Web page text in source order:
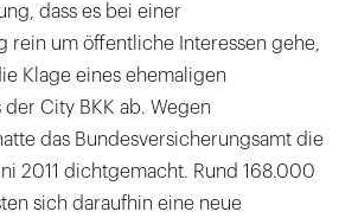
dass es bei einer
rein um öffentliche Interessen gehe,
Klage eines ehemaligen
City BKK ab. Wegen
das Bundesversicherungsamt die
2011 dichtgemacht. Rund 168.000
sich daraufhin eine neue